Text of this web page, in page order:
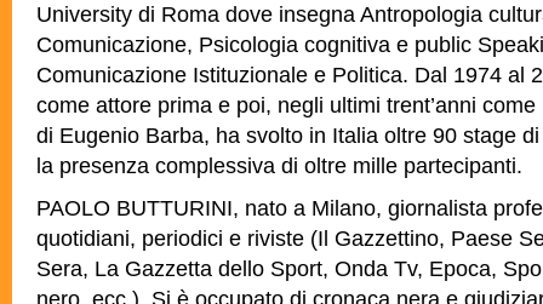
University di Roma dove insegna Antropologia
Comunicazione, Psicologia cognitiva e public
Comunicazione Istituzionale e Politica. Dal 1974 al
come attore prima e poi, negli ultimi trent’anni
di Eugenio Barba, ha svolto in Italia oltre 90 stage
la presenza complessiva di oltre mille partecipanti.
PAOLO BUTTURINI, nato a Milano, giornalista
quotidiani, periodici e riviste (Il Gazzettino, Paese
Sera, La Gazzetta dello Sport, Onda Tv, Epoca,
nero, ecc.). Si è occupato di cronaca nera e